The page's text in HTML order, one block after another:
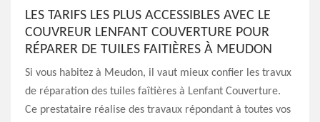
LES TARIFS LES PLUS ACCESSIBLES AVEC LE
COUVREUR LENFANT COUVERTURE POUR
RÉPARER DE TUILES FAITIÈRES À MEUDON
Si vous habitez à Meudon, il vaut mieux confier les travux
de réparation des tuiles faîtières à Lenfant Couverture.
Ce prestataire réalise des travaux répondant à toutes vos